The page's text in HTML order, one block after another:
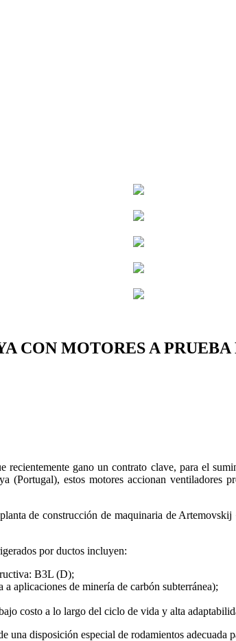
CON MOTORES A
gano un contrato clave, para el
(Portugal), estos motores accionan ventiladores
de construcción de maquinaria de
por ductos incluyen:
B3L (D);
de minería de carbón subterránea);
costo a lo largo del ciclo de vida y alta
disposición especial de rodamientos adecuada